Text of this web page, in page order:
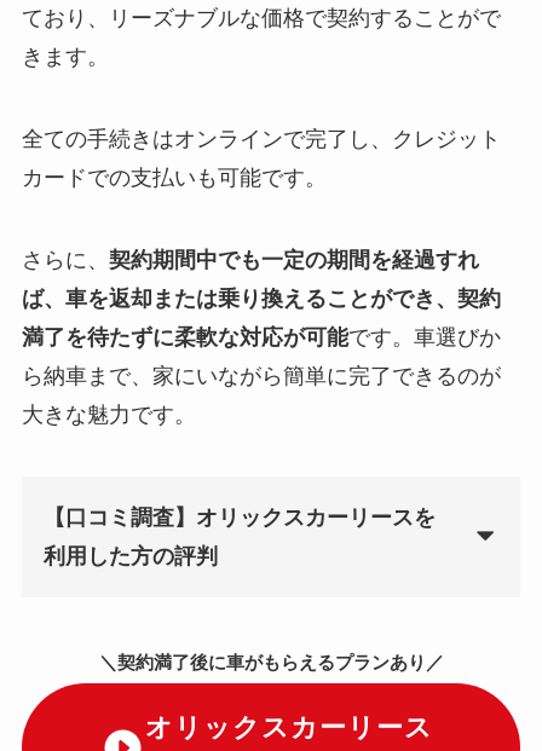
ており、リーズナブルな価格で契約することがで
きます。
全ての手続きはオンラインで完了し、クレジット
カードでの支払いも可能です。
さらに、 契約期間中でも一定の期間を経過すれ
ば、車を返却または乗り換えることができ、契約
満了を待たずに柔軟な対応が可能です。車選びか
ら納車まで、家にいながら簡単に完了できるのが
大きな魅力です。
【口コミ調査】オリックスカーリースを
利用した方の評判
＼契約満了後に車がもらえるプランあり／
オリックスカーリース